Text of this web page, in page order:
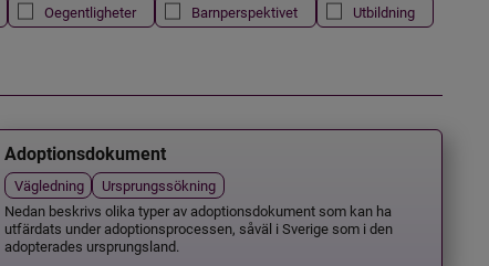
Oegentligheter Barnperspektivet
Utbildning
Adoptionsdokument
Vägledning
Ursprungssökning
Nedan beskrivs olika typer av adoptionsdokument som kan ha
utfärdats under adoptionsprocessen, såväl i Sverige som i den
adopterades ursprungsland.